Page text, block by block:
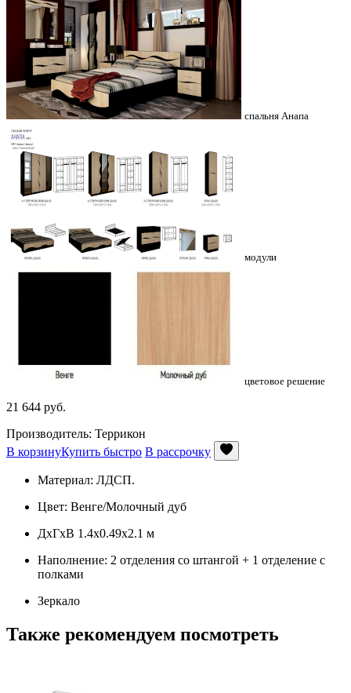
спальня Анапа
модули
цветовое решение
21 644 руб.
Производитель: Террикон
В корзинуКупить быстро В рассрочку
Материал: ЛДСП.
Цвет: Венге/Молочный дуб
ДхГхВ 1.4x0.49x2.1 м
Наполнение: 2 отделения со штангой + 1 отделение с
полками
Зеркало
Также рекомендуем посмотреть